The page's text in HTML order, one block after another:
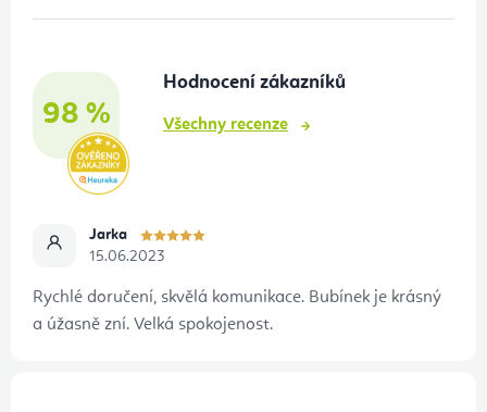
98 %
Hodnocení zákazníků
Všechny recenze
Jarka
15.06.2023
Rychlé doručení, skvělá komunikace. Bubínek je krásný
a úžasně zní. Velká spokojenost.